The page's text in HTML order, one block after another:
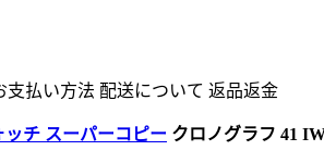
支払い方法 配送について 返品返金
チ スーパーコピー クロノグラフ 41